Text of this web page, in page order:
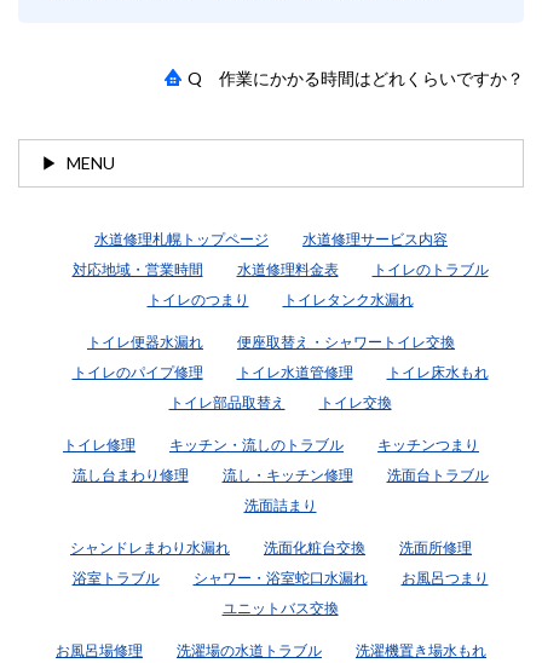
Q 作業にかかる時間はどれくらいですか？
MENU
水道修理札幌トップページ
水道修理サービス内容
対応地域・営業時間
水道修理料金表
トイレのトラブル
トイレのつまり
トイレタンク水漏れ
トイレ便器水漏れ
便座取替え・シャワートイレ交換
トイレのパイプ修理
トイレ水道管修理
トイレ床水もれ
トイレ部品取替え
トイレ交換
トイレ修理 キッチン・流しのトラブル
キッチンつまり
流し台まわり修理
流し・キッチン修理
洗面台トラブル
洗面詰まり
シャンドレまわり水漏れ 洗面化粧台交換
洗面所修理
浴室トラブル
シャワー・浴室蛇口水漏れ
お風呂つまり
ユニットバス交換
お風呂場修理 洗濯場の水道トラブル
洗濯機置き場水もれ